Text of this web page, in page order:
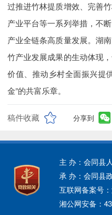
过推进竹林提质增效、完善
产业平台等一系列举措，不
产业全链条高质量发展。湖
竹产业发展成果的生动体现
价值、推动乡村全面振兴提
金”的共富乐章。
稿件收藏 分享到
主 办：会同县
承 办：会同县
互联网备案号
湘公网安备：